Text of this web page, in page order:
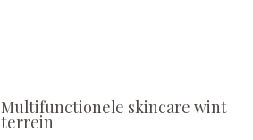
Multifunctionele skincare wint
terrein